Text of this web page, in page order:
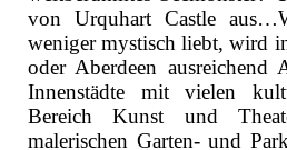
von Urquhart Castle
weniger mystisch liebt, wird
oder Aberdeen ausreichend
Innenstädte mit vielen
Bereich Kunst und
malerischen Garten- und